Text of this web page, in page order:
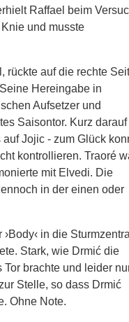
Raffael beim
und musste
rückte auf die rechte
Hereingabe in
Aufsetzer und
Saisontor. Kurz darauf
Jojic - zum Glück
kontrollieren. Traoré
mit Elvedi. Die
in der einen oder
in die
Stark, wie Drmić die
brachte und leider
Stelle, so dass Drmić
Ohne Note.